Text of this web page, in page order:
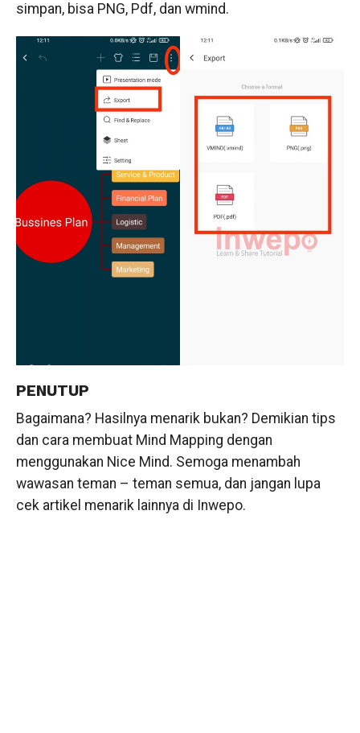
simpan, bisa PNG, Pdf, dan wmind.
PENUTUP
Bagaimana? Hasilnya menarik bukan? Demikian tips
dan cara membuat Mind Mapping dengan
menggunakan Nice Mind. Semoga menambah
wawasan teman – teman semua, dan jangan lupa
cek artikel menarik lainnya di Inwepo.